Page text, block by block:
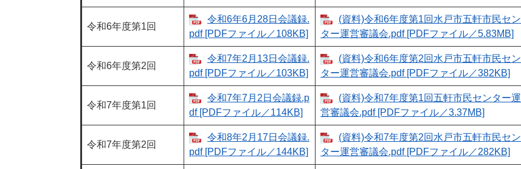
令和6年度第1回
令和6年6月28日会議録.
pdf [PDFファイル／108KB]
(資料)令和6年度第1回水戸市五軒市民セン
ター運営審議会.pdf [PDFファイル／5.83MB]
令和6年度第2回
令和7年2月13日会議録.
pdf [PDFファイル／103KB]
(資料)令和6年度第2回水戸市五軒市民セン
ター運営審議会.pdf [PDFファイル／382KB]
令和7年度第1回
令和7年7月2日会議録.p
df [PDFファイル／114KB]
(資料)令和7年度第1回五軒市民センター運
営審議会.pdf [PDFファイル／3.37MB]
令和7年度第2回
令和8年2月17日会議録.
pdf [PDFファイル／144KB]
(資料)令和7年度第2回水戸市五軒市民セン
ター運営審議会.pdf [PDFファイル／282KB]